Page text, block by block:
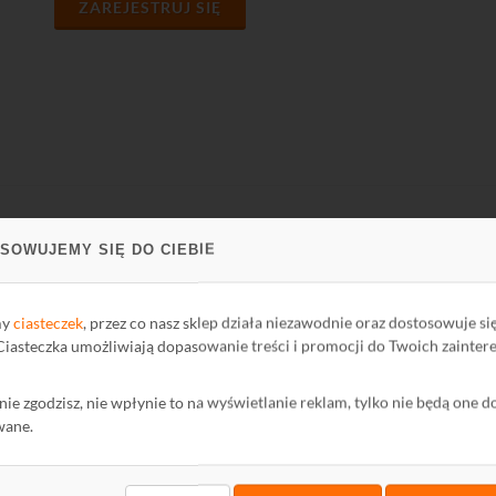
SIĘ DO CIEBIE
ciasteczek , przez co nasz sklep działa niezawodnie oraz dostosowuje
umożliwiają dopasowanie treści i promocji do Twoich
zgodzisz, nie wpłynie to na wyświetlanie reklam, tylko nie będą one
ZAREJESTRUJ SIĘ
Informatora
Kontakt
Ochrona środowiska